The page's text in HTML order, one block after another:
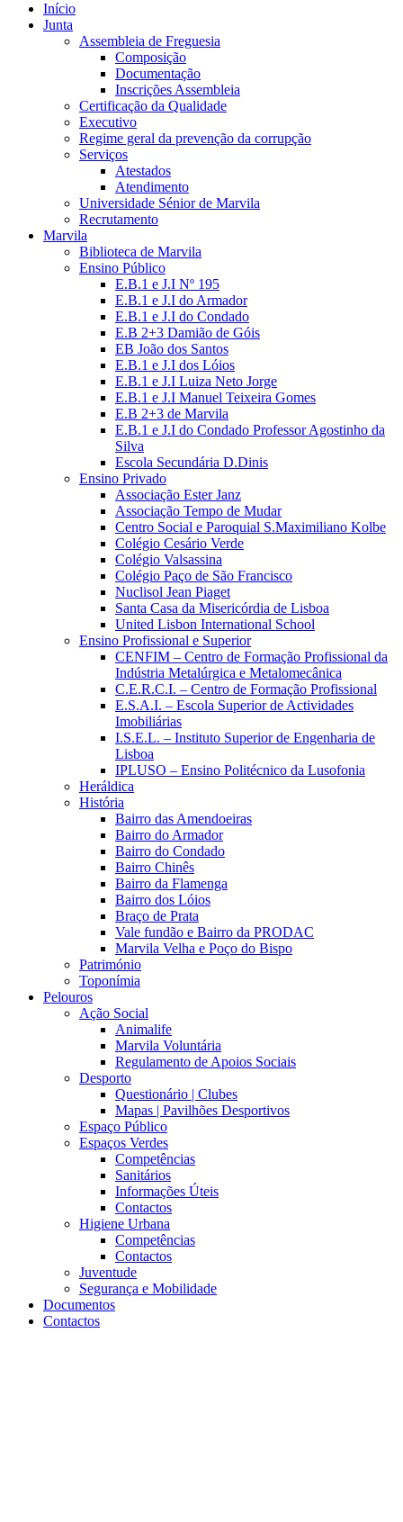
Início
Junta
Assembleia de Freguesia
Composição
Documentação
Inscrições Assembleia
Certificação da Qualidade
Executivo
Regime geral da prevenção da corrupção
Serviços
Atestados
Atendimento
Universidade Sénior de Marvila
Recrutamento
Marvila
Biblioteca de Marvila
Ensino Público
E.B.1 e J.I Nº 195
E.B.1 e J.I do Armador
E.B.1 e J.I do Condado
E.B 2+3 Damião de Góis
EB João dos Santos
E.B.1 e J.I dos Lóios
E.B.1 e J.I Luiza Neto Jorge
E.B.1 e J.I Manuel Teixeira Gomes
E.B 2+3 de Marvila
E.B.1 e J.I do Condado Professor Agostinho da
Silva
Escola Secundária D.Dinis
Ensino Privado
Associação Ester Janz
Associação Tempo de Mudar
Centro Social e Paroquial S.Maximiliano Kolbe
Colégio Cesário Verde
Colégio Valsassina
Colégio Paço de São Francisco
Nuclisol Jean Piaget
Santa Casa da Misericórdia de Lisboa
United Lisbon International School
Ensino Profissional e Superior
CENFIM – Centro de Formação Profissional da
Indústria Metalúrgica e Metalomecânica
C.E.R.C.I. – Centro de Formação Profissional
E.S.A.I. – Escola Superior de Actividades
Imobiliárias
I.S.E.L. – Instituto Superior de Engenharia de
Lisboa
IPLUSO – Ensino Politécnico da Lusofonia
Heráldica
História
Bairro das Amendoeiras
Bairro do Armador
Bairro do Condado
Bairro Chinês
Bairro da Flamenga
Bairro dos Lóios
Braço de Prata
Vale fundão e Bairro da PRODAC
Marvila Velha e Poço do Bispo
Património
Toponímia
Pelouros
Ação Social
Animalife
Marvila Voluntária
Regulamento de Apoios Sociais
Desporto
Questionário | Clubes
Mapas | Pavilhões Desportivos
Espaço Público
Espaços Verdes
Competências
Sanitários
Informações Úteis
Contactos
Higiene Urbana
Competências
Contactos
Juventude
Segurança e Mobilidade
Documentos
Contactos